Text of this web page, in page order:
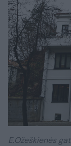
E.Ožeškienės